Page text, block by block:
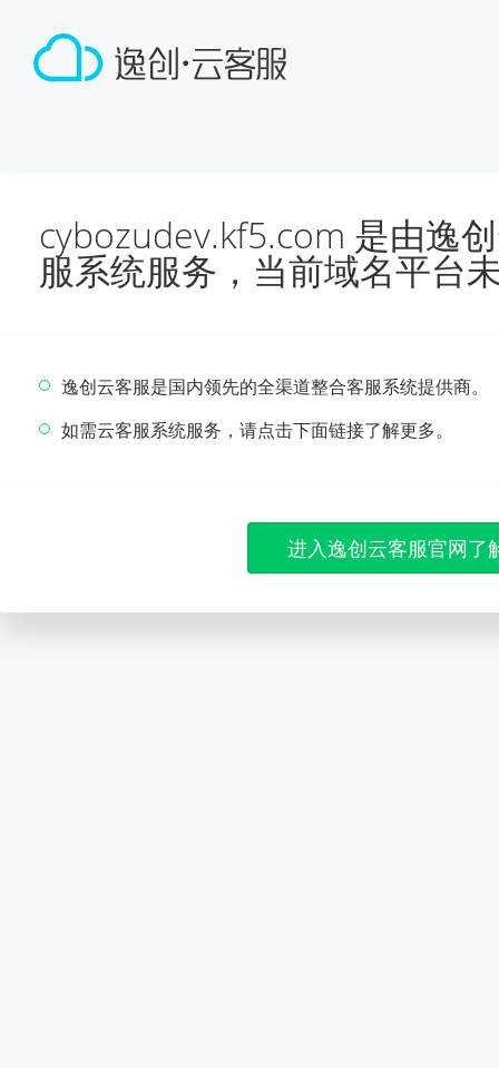
cybozudev.kf5.com 是由逸
服系统服务，当前域名平台
逸创云客服是国内领先的全渠道整合客服系统提供商。
如需云客服系统服务，请点击下面链接了解更多。
进入逸创云客服官网了